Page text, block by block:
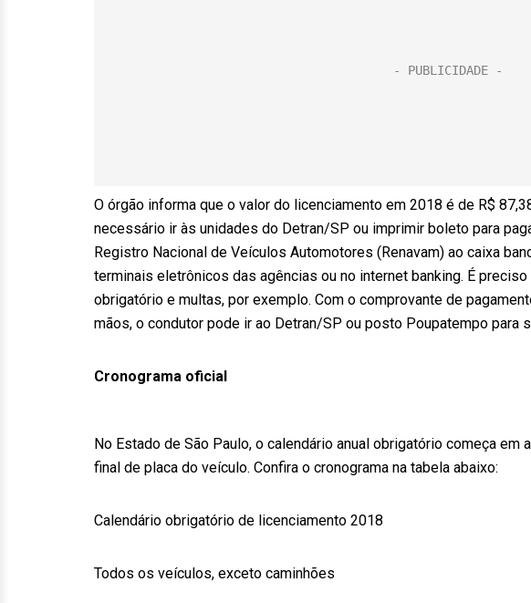
O órgão informa que o valor do licenciamento em 2018 é de R$
necessário ir às unidades do Detran/SP ou imprimir boleto para
Registro Nacional de Veículos Automotores (Renavam) ao caixa
terminais eletrônicos das agências ou no internet banking. É
obrigatório e multas, por exemplo. Com o comprovante de
mãos, o condutor pode ir ao Detran/SP ou posto Poupatempo para
Cronograma oficial
No Estado de São Paulo, o calendário anual obrigatório começa
final de placa do veículo. Confira o cronograma na tabela abaixo:
Calendário obrigatório de licenciamento 2018
Todos os veículos, exceto caminhões